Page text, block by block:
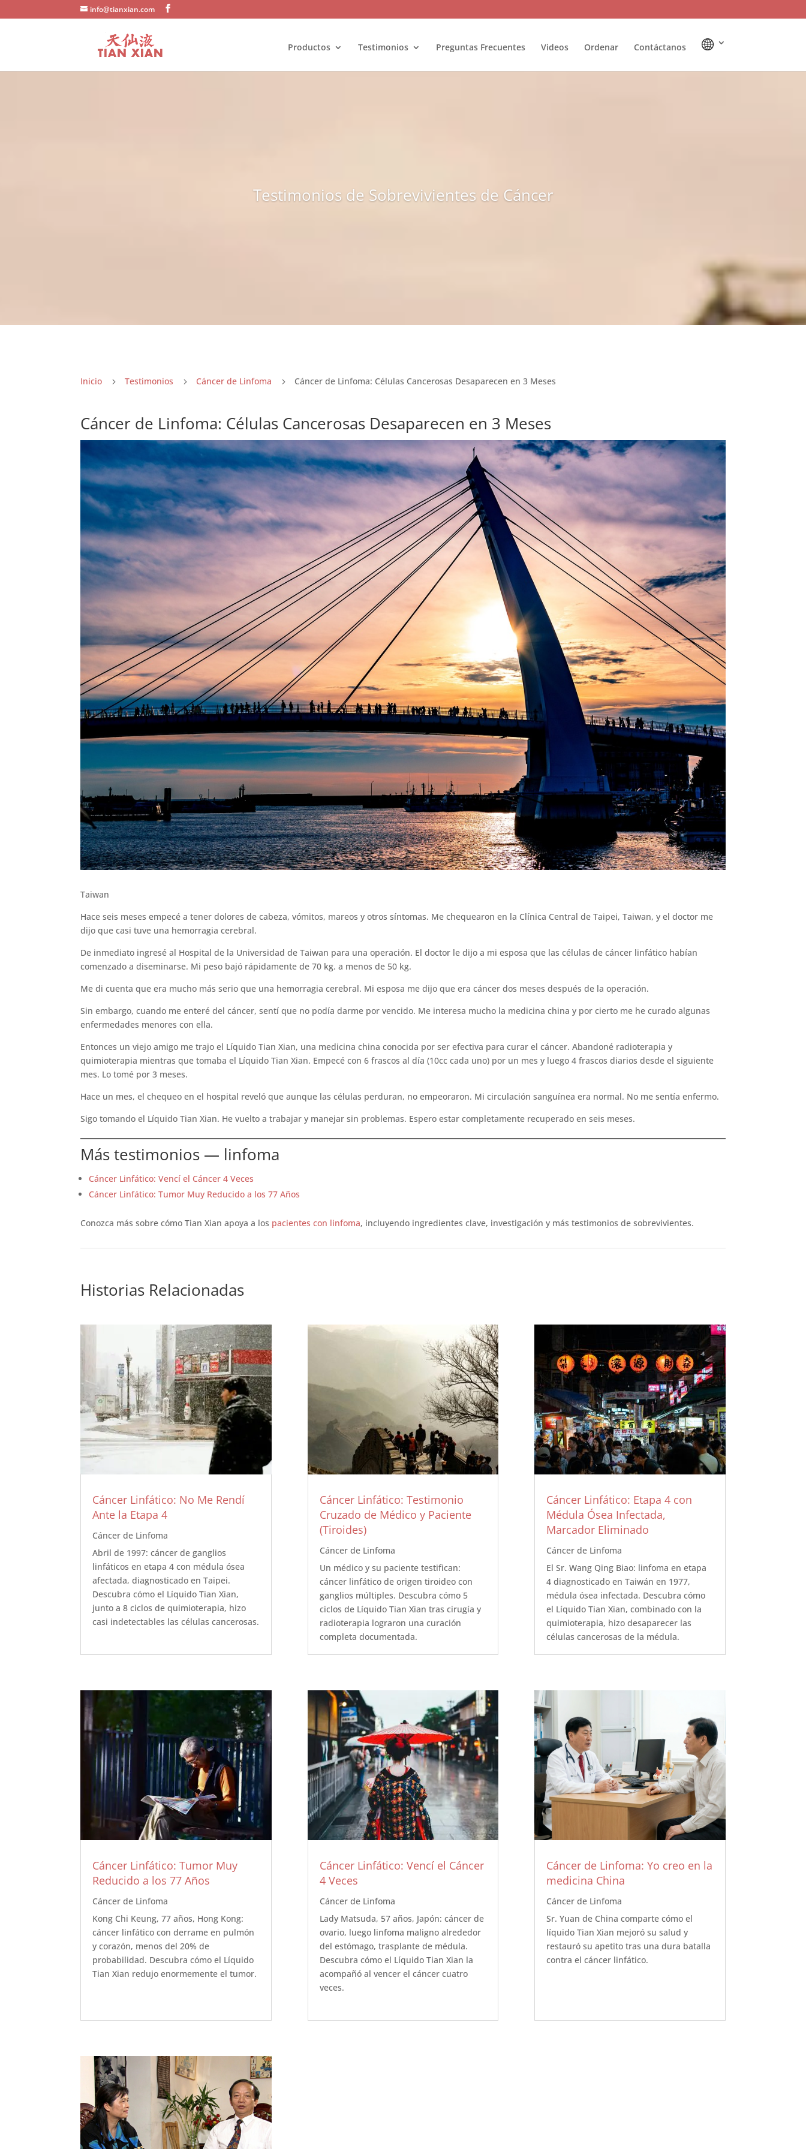
info@tianxian.com
Productos Testimonios Preguntas Frecuentes Videos Ordenar Contáctanos
Testimonios de Sobrevivientes de Cáncer
Inicio 5 Testimonios 5 Cáncer de Linfoma 5 Cáncer de Linfoma: Células Cancerosas Desaparecen en 3 Meses
Cáncer de Linfoma: Células Cancerosas Desaparecen en 3 Meses
Taiwan
Hace seis meses empecé a tener dolores de cabeza, vómitos, mareos y otros síntomas. Me chequearon en la Clínica Central de Taipei, Taiwan, y el doctor me
dijo que casi tuve una hemorragia cerebral.
De inmediato ingresé al Hospital de la Universidad de Taiwan para una operación. El doctor le dijo a mi esposa que las células de cáncer linfático habían
comenzado a diseminarse. Mi peso bajó rápidamente de 70 kg. a menos de 50 kg.
Me di cuenta que era mucho más serio que una hemorragia cerebral. Mi esposa me dijo que era cáncer dos meses después de la operación.
Sin embargo, cuando me enteré del cáncer, sentí que no podía darme por vencido. Me interesa mucho la medicina china y por cierto me he curado algunas
enfermedades menores con ella.
Entonces un viejo amigo me trajo el Líquido Tian Xian, una medicina china conocida por ser efectiva para curar el cáncer. Abandoné radioterapia y
quimioterapia mientras que tomaba el Líquido Tian Xian. Empecé con 6 frascos al día (10cc cada uno) por un mes y luego 4 frascos diarios desde el siguiente
mes. Lo tomé por 3 meses.
Hace un mes, el chequeo en el hospital reveló que aunque las células perduran, no empeoraron. Mi circulación sanguínea era normal. No me sentía enfermo.
Sigo tomando el Líquido Tian Xian. He vuelto a trabajar y manejar sin problemas. Espero estar completamente recuperado en seis meses.
Más testimonios — linfoma
Cáncer Linfático: Vencí el Cáncer 4 Veces
Cáncer Linfático: Tumor Muy Reducido a los 77 Años
Conozca más sobre cómo Tian Xian apoya a los pacientes con linfoma, incluyendo ingredientes clave, investigación y más testimonios de sobrevivientes.
Historias Relacionadas
Cáncer Linfático: No Me Rendí
Ante la Etapa 4
Cáncer de Linfoma
Abril de 1997: cáncer de ganglios
linfáticos en etapa 4 con médula ósea
afectada, diagnosticado en Taipei.
Descubra cómo el Líquido Tian Xian,
junto a 8 ciclos de quimioterapia, hizo
casi indetectables las células cancerosas.
Cáncer Linfático: Tumor Muy
Reducido a los 77 Años
Cáncer de Linfoma
Kong Chi Keung, 77 años, Hong Kong:
cáncer linfático con derrame en pulmón
y corazón, menos del 20% de
probabilidad. Descubra cómo el Líquido
Tian Xian redujo enormemente el tumor.
Cáncer Linfático: Testimonio
Cruzado de Médico y Paciente
(Tiroides)
Cáncer de Linfoma
Un médico y su paciente testifican:
cáncer linfático de origen tiroideo con
ganglios múltiples. Descubra cómo 5
ciclos de Líquido Tian Xian tras cirugía y
radioterapia lograron una curación
completa documentada.
Cáncer Linfático: Vencí el Cáncer
4 Veces
Cáncer de Linfoma
Lady Matsuda, 57 años, Japón: cáncer de
ovario, luego linfoma maligno alrededor
del estómago, trasplante de médula.
Descubra cómo el Líquido Tian Xian la
acompañó al vencer el cáncer cuatro
veces.
Cáncer Linfático: Etapa 4 con
Médula Ósea Infectada,
Marcador Eliminado
Cáncer de Linfoma
El Sr. Wang Qing Biao: linfoma en etapa
4 diagnosticado en Taiwán en 1977,
médula ósea infectada. Descubra cómo
el Líquido Tian Xian, combinado con la
quimioterapia, hizo desaparecer las
células cancerosas de la médula.
Cáncer de Linfoma: Yo creo en la
medicina China
Cáncer de Linfoma
Sr. Yuan de China comparte cómo el
líquido Tian Xian mejoró su salud y
restauró su apetito tras una dura batalla
contra el cáncer linfático.